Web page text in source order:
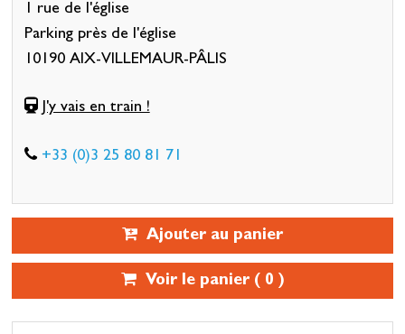
1 rue de l'église
Parking près de l'église
10190 AIX-VILLEMAUR-PÂLIS
J'y vais en train !
+33 (0)3 25 80 81 71
Ajouter au panier
Voir le panier ( 0 )